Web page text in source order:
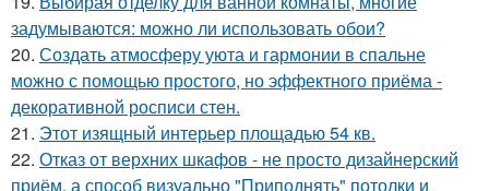
задумываются: можно ли использовать обои?
20. Создать атмосферу уюта и гармонии в спальне
можно с помощью простого, но эффектного приёма -
декоративной росписи стен.
21. Этот изящный интерьер площадью 54 кв.
22. Отказ от верхних шкафов - не просто дизайнерский
приём, а способ визуально "Приподнять" потолки и